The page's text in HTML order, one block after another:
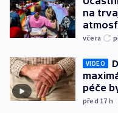
na
včera
VIDEO
péče
před 17 h